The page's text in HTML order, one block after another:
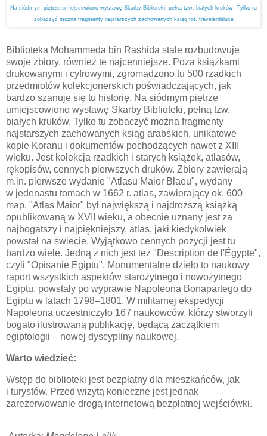
Na siódmym piętrze umiejscowiono wystawę Skarby Biblioteki, pełna tzw. białych kruków. Tylko tu
zobaczyć można fragmenty najstarszych zachowanych ksiąg fot. travelerdeluxe
Biblioteka Mohammeda bin Rashida stale rozbudowuje
swoje zbiory, również te najcenniejsze. Poza książkami
drukowanymi i cyfrowymi, zgromadzono tu 500 rzadkich
przedmiotów kolekcjonerskich poświadczających, jak
bardzo szanuje się tu historię. Na siódmym piętrze
umiejscowiono wystawę Skarby Biblioteki, pełną tzw.
białych kruków. Tylko tu zobaczyć można fragmenty
najstarszych zachowanych ksiąg arabskich, unikatowe
kopie Koranu i dokumentów pochodzących nawet z XIII
wieku. Jest kolekcja rzadkich i starych książek, atlasów,
rękopisów, cennych pierwszych druków. Zbiory zawierają
m.in. pierwsze wydanie "Atlasu Maior Blaeu", wydany
w jedenastu tomach w 1662 r. atlas, zawierający ok. 600
map. "Atlas Maior" był największą i najdroższą książką
opublikowaną w XVII wieku, a obecnie uznany jest za
najbogatszy i najpiękniejszy, atlas, jaki kiedykolwiek
powstał na świecie. Wyjątkowo cennych pozycji jest tu
bardzo wiele. Jedną z nich jest też "Description de l'Égypte",
czyli "Opisanie Egiptu". Monumentalne dzieło to naukowy
raport wszystkich aspektów starożytnego i nowożytnego
Egiptu, powstały po wyprawie Napoleona Bonapartego do
Egiptu w latach 1798–1801. W militarnej ekspedycji
Napoleona uczestniczyło 167 naukowców, którzy stworzyli
bogato ilustrowaną publikację, będącą zaczątkiem
egiptologii – nowej dyscypliny naukowej.
Warto wiedzieć:
Wstęp do biblioteki jest bezpłatny dla mieszkańców, jak
i turystów. Przed wizytą konieczne jest jednak
zarezerwowanie drogą internetową bezpłatnej wejściówki.